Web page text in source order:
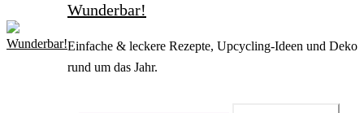
Wunderbar!
Einfache & leckere Rezepte, Upcycling-Ideen und Deko
rund um das Jahr.